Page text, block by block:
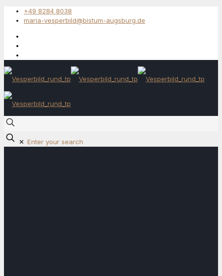
+49 8284 8038
maria-vesperbild@bistum-augsburg.de
✕